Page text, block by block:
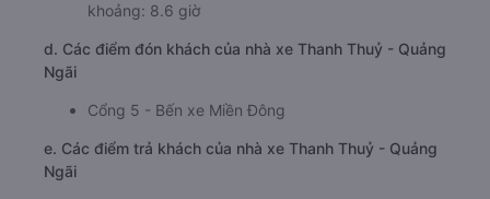
khoảng: 8.6 giờ
d. Các điểm đón khách của nhà xe Thanh Thuỷ - Quảng
Ngãi
Cổng 5 - Bến xe Miền Đông
e. Các điểm trả khách của nhà xe Thanh Thuỷ - Quảng
Ngãi